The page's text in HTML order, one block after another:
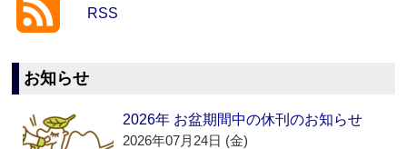
RSS
お知らせ
2026年 お盆期間中の休刊のお知らせ
2026年07月24日 (金)